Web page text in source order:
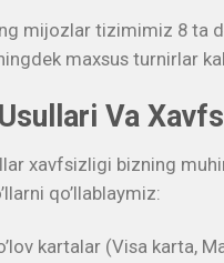
mijozlar tizimimiz 8 ta
maxsus turnirlar
Va
xavfsizligi bizning
qo’llablaymiz:
kartalar (Visa karta,